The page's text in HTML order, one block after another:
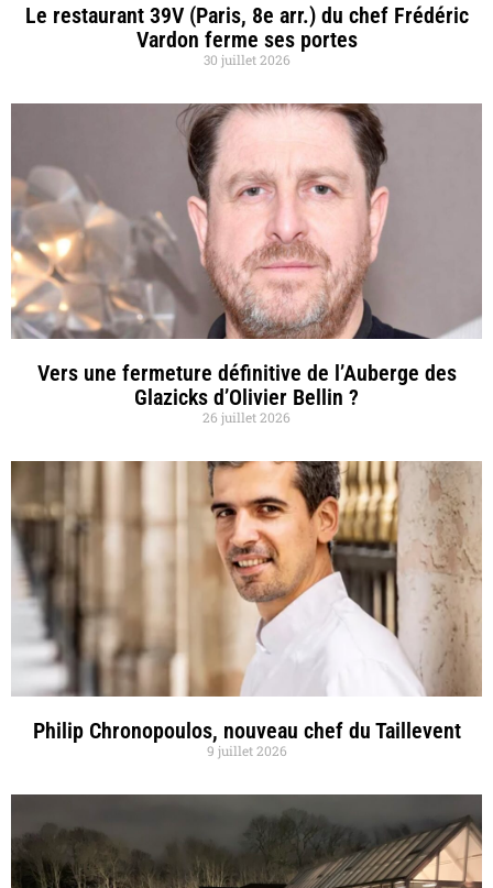
Le restaurant 39V (Paris, 8e arr.) du chef Frédéric
Vardon ferme ses portes
30 juillet 2026
Vers une fermeture définitive de l’Auberge des
Glazicks d’Olivier Bellin ?
26 juillet 2026
Philip Chronopoulos, nouveau chef du Taillevent
9 juillet 2026